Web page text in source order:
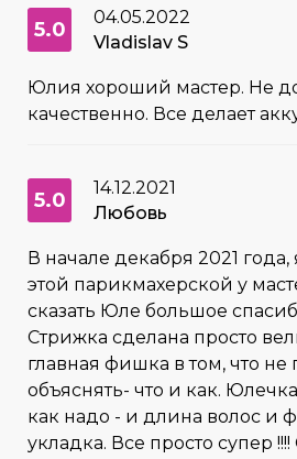
5.0
04.05.2022
Vladislav S
Юлия хороший мастер. Не
качественно. Все делает
5.0
14.12.2021
Любовь
В начале декабря 2021 года,
этой парикмахерской у
сказать Юле большое
Стрижка сделана просто
главная фишка в том, что
объяснять- что и как.
как надо - и длина волос и
укладка. Все просто супер